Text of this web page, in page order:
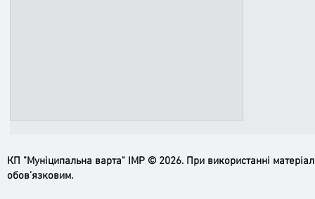
КП "Муніципальна варта" ІМР © 2026. При використанні
обов’язковим.